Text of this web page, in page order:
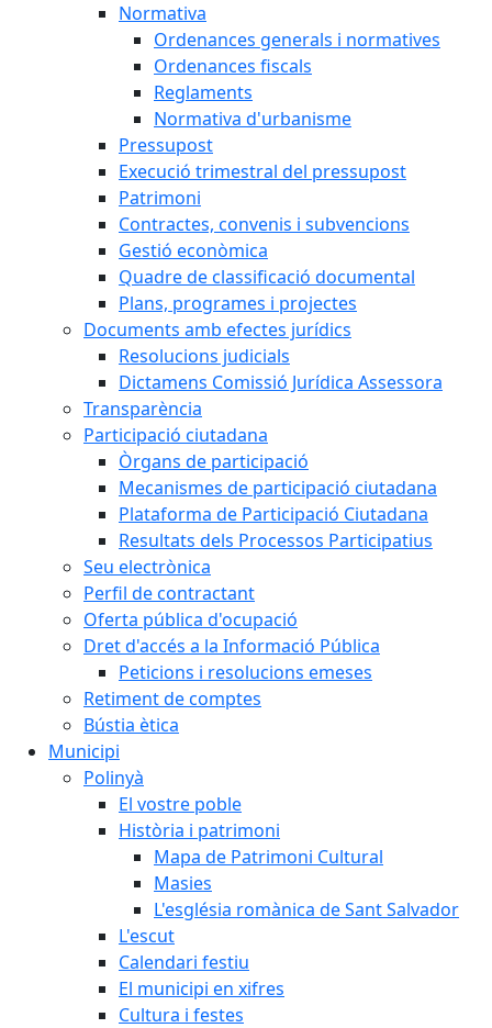
Normativa
Ordenances generals i normatives
Ordenances fiscals
Reglaments
Normativa d'urbanisme
Pressupost
Execució trimestral del pressupost
Patrimoni
Contractes, convenis i subvencions
Gestió econòmica
Quadre de classificació documental
Plans, programes i projectes
Documents amb efectes jurídics
Resolucions judicials
Dictamens Comissió Jurídica Assessora
Transparència
Participació ciutadana
Òrgans de participació
Mecanismes de participació ciutadana
Plataforma de Participació Ciutadana
Resultats dels Processos Participatius
Seu electrònica
Perfil de contractant
Oferta pública d'ocupació
Dret d'accés a la Informació Pública
Peticions i resolucions emeses
Retiment de comptes
Bústia ètica
Municipi
Polinyà
El vostre poble
Història i patrimoni
Mapa de Patrimoni Cultural
Masies
L'església romànica de Sant Salvador
L'escut
Calendari festiu
El municipi en xifres
Cultura i festes